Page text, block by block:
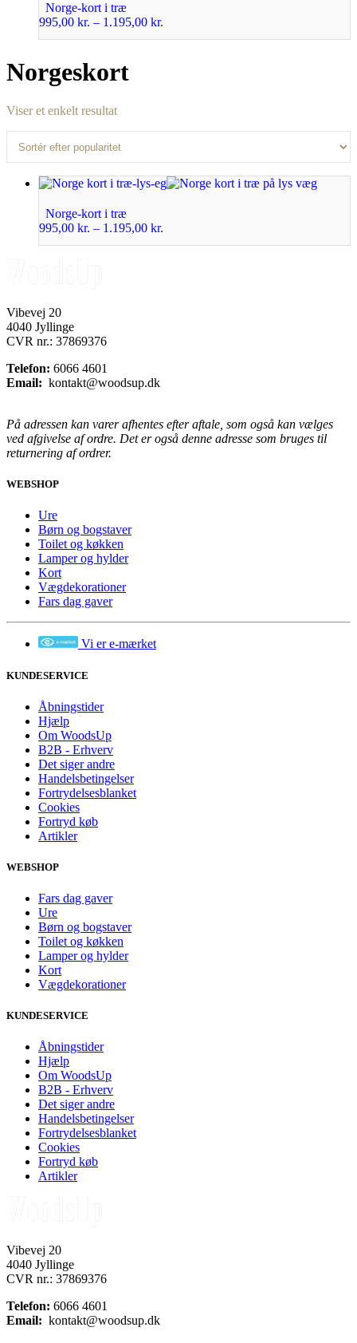
Norge-kort i træ
995,00 kr. – 1.195,00 kr.
Norgeskort
Viser et enkelt resultat
Norge-kort i træ
995,00 kr. – 1.195,00 kr.
Vibevej 20
4040 Jyllinge
CVR nr.: 37869376
Telefon: 6066 4601
Email: kontakt@woodsup.dk
På adressen kan varer afhentes efter aftale, som også kan vælges
ved afgivelse af ordre. Det er også denne adresse som bruges til
returnering af ordrer.
WEBSHOP
Ure
Børn og bogstaver
Toilet og køkken
Lamper og hylder
Kort
Vægdekorationer
Fars dag gaver
Vi er e-mærket
KUNDESERVICE
Åbningstider
Hjælp
Om WoodsUp
B2B - Erhverv
Det siger andre
Handelsbetingelser
Fortrydelsesblanket
Cookies
Fortryd køb
Artikler
WEBSHOP
Fars dag gaver
Ure
Børn og bogstaver
Toilet og køkken
Lamper og hylder
Kort
Vægdekorationer
KUNDESERVICE
Åbningstider
Hjælp
Om WoodsUp
B2B - Erhverv
Det siger andre
Handelsbetingelser
Fortrydelsesblanket
Cookies
Fortryd køb
Artikler
Vibevej 20
4040 Jyllinge
CVR nr.: 37869376
Telefon: 6066 4601
Email: kontakt@woodsup.dk